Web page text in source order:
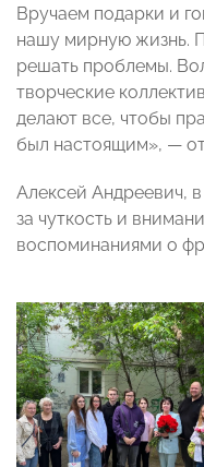
Вручаем подарки и
нашу мирную жизнь.
решать проблемы.
творческие
делают все, чтобы
был настоящим», —
Алексей Андреевич,
за чуткость и
воспоминаниями о